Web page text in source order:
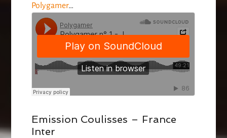
Polygamer…
Emission Coulisses – France
Inter